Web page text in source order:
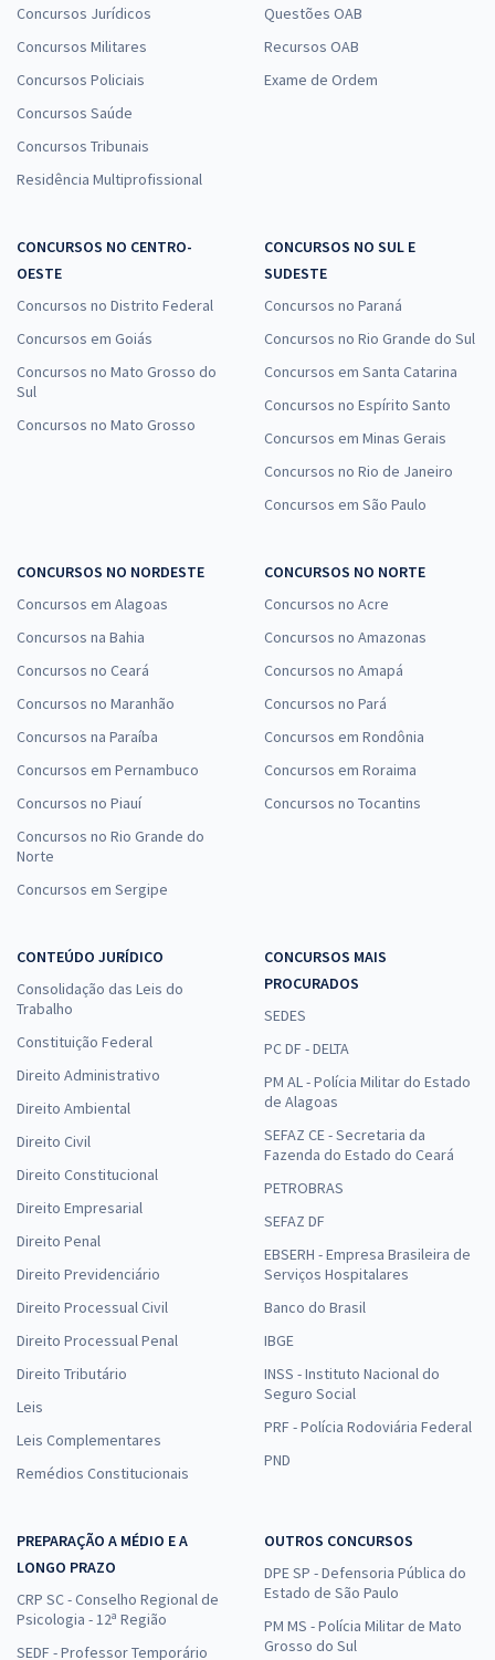
Concursos Jurídicos
Concursos Militares
Concursos Policiais
Concursos Saúde
Concursos Tribunais
Residência Multiprofissional
Questões OAB
Recursos OAB
Exame de Ordem
CONCURSOS NO CENTRO-
OESTE
Concursos no Distrito Federal
Concursos em Goiás
Concursos no Mato Grosso do
Sul
Concursos no Mato Grosso
CONCURSOS NO SUL E
SUDESTE
Concursos no Paraná
Concursos no Rio Grande do Sul
Concursos em Santa Catarina
Concursos no Espírito Santo
Concursos em Minas Gerais
Concursos no Rio de Janeiro
Concursos em São Paulo
CONCURSOS NO NORDESTE
Concursos em Alagoas
Concursos na Bahia
Concursos no Ceará
Concursos no Maranhão
Concursos na Paraíba
Concursos em Pernambuco
Concursos no Piauí
Concursos no Rio Grande do
Norte
Concursos em Sergipe
CONCURSOS NO NORTE
Concursos no Acre
Concursos no Amazonas
Concursos no Amapá
Concursos no Pará
Concursos em Rondônia
Concursos em Roraima
Concursos no Tocantins
CONTEÚDO JURÍDICO
Consolidação das Leis do
Trabalho
Constituição Federal
Direito Administrativo
Direito Ambiental
Direito Civil
Direito Constitucional
Direito Empresarial
Direito Penal
Direito Previdenciário
Direito Processual Civil
Direito Processual Penal
Direito Tributário
Leis
Leis Complementares
Remédios Constitucionais
CONCURSOS MAIS
PROCURADOS
SEDES
PC DF - DELTA
PM AL - Polícia Militar do Estado
de Alagoas
SEFAZ CE - Secretaria da
Fazenda do Estado do Ceará
PETROBRAS
SEFAZ DF
EBSERH - Empresa Brasileira de
Serviços Hospitalares
Banco do Brasil
IBGE
INSS - Instituto Nacional do
Seguro Social
PRF - Polícia Rodoviária Federal
PND
PREPARAÇÃO A MÉDIO E A
LONGO PRAZO
CRP SC - Conselho Regional de
Psicologia - 12ª Região
SEDF - Professor Temporário
OUTROS CONCURSOS
DPE SP - Defensoria Pública do
Estado de São Paulo
PM MS - Polícia Militar de Mato
Grosso do Sul